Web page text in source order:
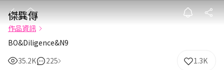
傑巽傳
傑巽傳
作品資訊
BO&Diligence&N9
35.2K
225 1.3K